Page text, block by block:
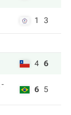
1 3
4 6
-
6 5